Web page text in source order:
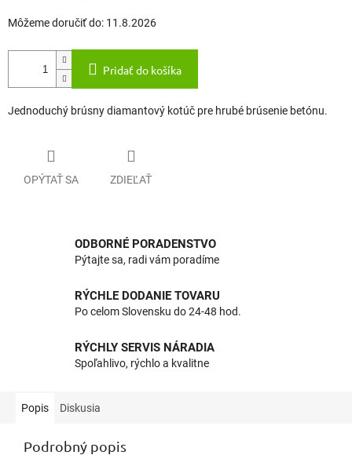
Môžeme doručiť do: 11.8.2026
Pridať do košíka
Jednoduchý brúsny diamantový kotúč pre hrubé brúsenie betónu.
OPÝTAŤ SA ZDIEĽAŤ
ODBORNÉ PORADENSTVO
Pýtajte sa, radi vám poradíme
RÝCHLE DODANIE TOVARU
Po celom Slovensku do 24-48 hod.
RÝCHLY SERVIS NÁRADIA
Spoľahlivo, rýchlo a kvalitne
Popis Diskusia
Podrobný popis